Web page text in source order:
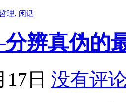
理, 闲话
辨真伪的
17日 没有评